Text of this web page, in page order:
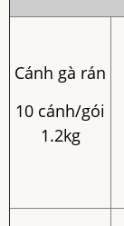
Cánh gà rán
10 cánh/gói
1.2kg